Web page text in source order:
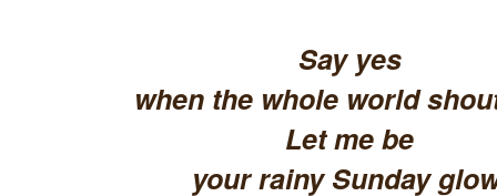
Say yes
when the whole world
Let me be
your rainy Sunday